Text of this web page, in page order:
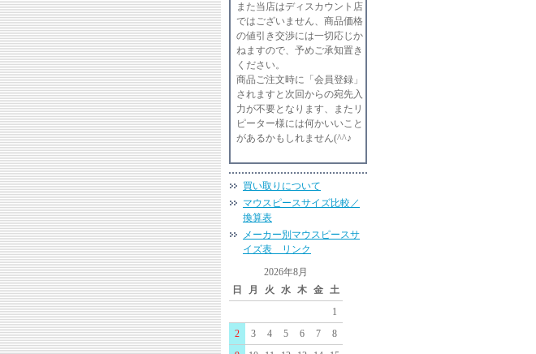
また当店はディスカウント店
ではございません、商品価格
の値引き交渉には一切応じか
ねますので、予めご承知置き
ください。
商品ご注文時に「会員登録」
されますと次回からの宛先入
力が不要となります、またリ
ピーター様には何かいいこと
があるかもしれません(^^♪
買い取りについて
マウスピースサイズ比較／
換算表
メーカー別マウスピースサ
イズ表 リンク
2026年8月
日
月 火 水 木 金 土
1
2
3 4 5 6 7
8